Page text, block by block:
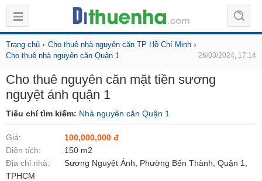
Trang chủ › Cho thuê nhà nguyên căn TP Hồ Chí Minh ›
Cho thuê nhà nguyên căn Quận 1 26/03/2024, 17:14
Cho thuê nguyên căn mặt tiền sương
nguyệt ánh quận 1
Tiêu chí tìm kiếm: Nhà nguyên căn Quận 1
Giá:
100,000,000 đ
Diện tích:
150 m2
Địa chỉ nhà:
Sương Nguyệt Ánh, Phường Bến Thành, Quận 1,
TPHCM